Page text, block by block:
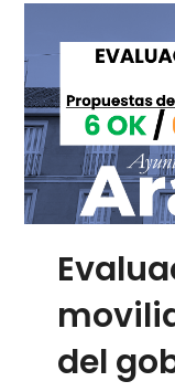
del